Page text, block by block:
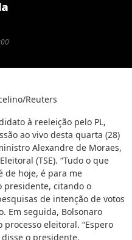
Reuters
à reeleição pelo PL,
ao vivo desta quarta (28)
Alexandre de Moraes,
(TSE). “Tudo o que
de hoje, é para me
presidente, citando o
de intenção de votos
Em seguida, Bolsonaro
eleitoral. “Espero
o presidente.